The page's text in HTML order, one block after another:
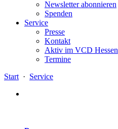
Newsletter abonnieren
Spenden
Service
Presse
Kontakt
Aktiv im VCD Hessen
Termine
Start · Service